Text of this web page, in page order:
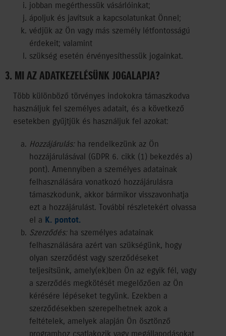
jobban megérthessük vásárlóinkat;
ápoljuk és javítsuk a kapcsolatunkat Önnel;
védjük az Ön vagy más személy létfontosságú
érdekeit; valamint
szükség esetén érvényesíthessük jogainkat.
3. MI AZ ADATKEZELÉSÜNK JOGALAPJA?
Több különböző törvényes indokokra támaszkodva
használjuk fel személyes adatait, és a következő
esetekben gyűjtjük és használjuk fel azokat:
Hozzájárulás:ha rendelkezünk az Ön
hozzájárulásával (GDPR 6. cikk (1) bekezdés a)
pont). Amennyiben a személyes adatainak
felhasználására vonatkozó hozzájárulásra
támaszkodunk, akkor bármikor visszavonhatja
ezt a hozzájárulást. További részletekért olvassa
el a K. pontot.
Szerződés:ha személyes adatainak
felhasználására azért van szükségünk, hogy
olyan szerződést vagy szerződéseket
teljesítsünk, amely(ek)ben Ön az egyik fél, vagy
a szerződés megkötését megelőzően az Ön
kérésére lépéseket tegyünk. Ezekben a
szerződésekben szerepelhetnek azok a
feltételek, amelyek alapján Ön ösztönző
programhoz csatlakozik vagy megállapodásokat